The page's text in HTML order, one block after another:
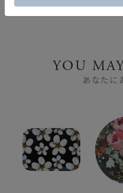
レイ ary（オーリー）
YOU
あなたに